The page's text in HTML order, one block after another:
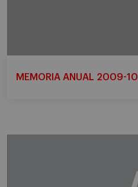
MEMORIA ANUAL 2009-10